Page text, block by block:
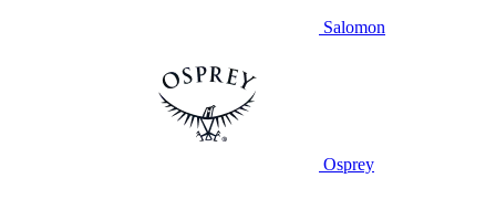
Salomon
Osprey